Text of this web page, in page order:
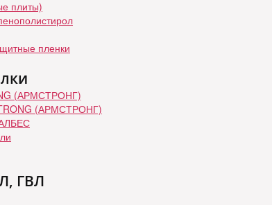
плиты)
пленки
(АРМСТРОНГ)
(АРМСТРОНГ)
ГВЛ